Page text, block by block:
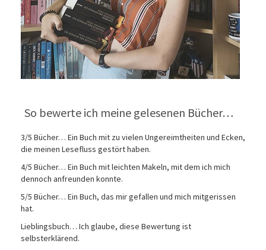
So bewerte ich meine gelesenen Bücher…
3/5 Bücher… Ein Buch mit zu vielen Ungereimtheiten und Ecken,
die meinen Lesefluss gestört haben.
4/5 Bücher… Ein Buch mit leichten Makeln, mit dem ich mich
dennoch anfreunden konnte.
5/5 Bücher… Ein Buch, das mir gefallen und mich mitgerissen
hat.
Lieblingsbuch… Ich glaube, diese Bewertung ist
selbsterklärend.